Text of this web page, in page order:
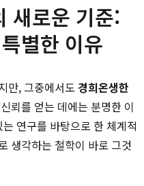
새로운 기준:
별한 이유
만, 그중에서도 경희온생한
뢰를 얻는 데에는 분명한 이
연구를 바탕으로 한 체계적
생각하는 철학이 바로 그것